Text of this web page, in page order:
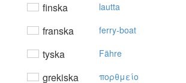
finska lautta
franska ferry-boat
tyska Fähre
grekiska πoρθμείo